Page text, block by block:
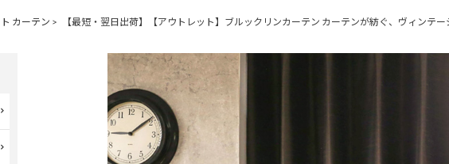
カーテン 【最短・翌日出荷】【アウトレット】ブルックリンカーテン カーテンが紡ぐ、ヴィンテ